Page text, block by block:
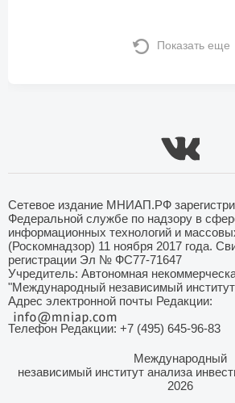
Показать еще
Сетевое издание МНИАП.РФ
Федеральной службе по надзору в
информационных технологий и
(Роскомнадзор) 11 ноября 2017 года.
регистрации Эл № ФС77-71647
Учредитель: Автономная
"Международный независимый институт
Адрес электронной почты Редакции:
Телефон Редакции: +7 (495) 645-96-83
Международный
независимый институт анализа
2026